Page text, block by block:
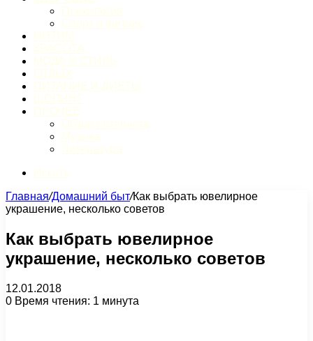
Главная/Домашний быт/Как выбрать ювелирное
украшение, несколько советов
Как выбрать ювелирное
украшение, несколько советов
12.01.2018
0 Время чтения: 1 минута